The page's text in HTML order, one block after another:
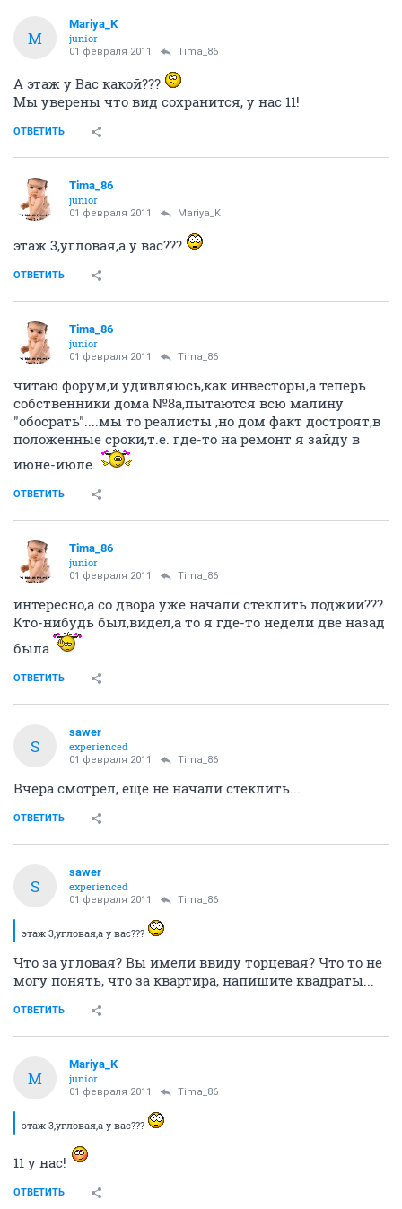
M
Mariya_K
junior
01 февраля 2011 Tima_86
А этаж у Вас какой???
Мы уверены что вид сохранится, у нас 11!
ОТВЕТИТЬ
Tima_86
junior
01 февраля 2011 Mariya_K
этаж 3,угловая,а у вас???
ОТВЕТИТЬ
Tima_86
junior
01 февраля 2011 Tima_86
читаю форум,и удивляюсь,как инвесторы,а теперь
собственники дома №8а,пытаются всю малину
"обосрать"....мы то реалисты ,но дом факт достроят,в
положенные сроки,т.е. где-то на ремонт я зайду в
июне-июле.
ОТВЕТИТЬ
Tima_86
junior
01 февраля 2011 Tima_86
интересно,а со двора уже начали стеклить лоджии???
Кто-нибудь был,видел,а то я где-то недели две назад
была
ОТВЕТИТЬ
S
sawer
experienced
01 февраля 2011 Tima_86
Вчера смотрел, еще не начали стеклить...
ОТВЕТИТЬ
S
sawer
experienced
01 февраля 2011 Tima_86
этаж 3,угловая,а у вас???
Что за угловая? Вы имели ввиду торцевая? Что то не
могу понять, что за квартира, напишите квадраты...
ОТВЕТИТЬ
M
Mariya_K
junior
01 февраля 2011 Tima_86
этаж 3,угловая,а у вас???
11 у нас!
ОТВЕТИТЬ